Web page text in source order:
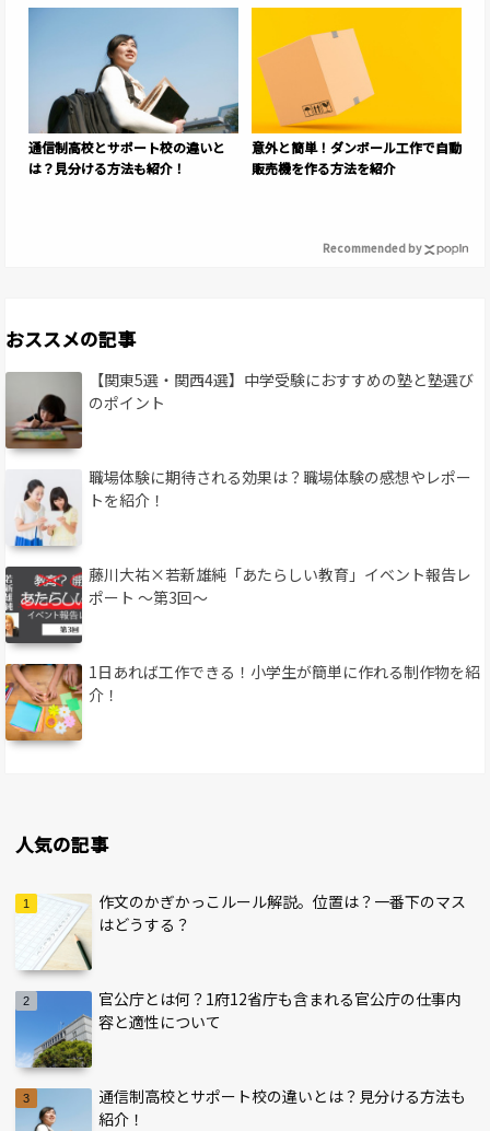
通信制高校とサポート校の違いと
は？見分ける方法も紹介！
意外と簡単！ダンボール工作で自動
販売機を作る方法を紹介
Recommended by
おススメの記事
【関東5選・関西4選】中学受験におすすめの塾と塾選び
のポイント
職場体験に期待される効果は？職場体験の感想やレポー
トを紹介！
藤川大祐×若新雄純「あたらしい教育」イベント報告レ
ポート 〜第3回〜
1日あれば工作できる！小学生が簡単に作れる制作物を紹
介！
人気の記事
作文のかぎかっこルール解説。位置は？一番下のマス
はどうする？
官公庁とは何？1府12省庁も含まれる官公庁の仕事内
容と適性について
通信制高校とサポート校の違いとは？見分ける方法も
紹介！